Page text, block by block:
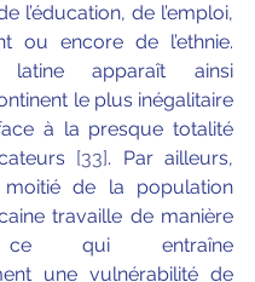
l’éducation, de l’emploi,
ou encore de l’ethnie.
latine apparaît ainsi
le plus inégalitaire
à la presque totalité
[33]. Par ailleurs,
de la population
travaille de manière
ce qui entraîne
une vulnérabilité de